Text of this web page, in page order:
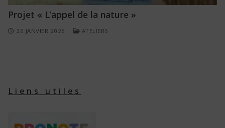
Projet « L’appel de la nature »
26 JANVIER 2026 ATELIERS
Liens utiles